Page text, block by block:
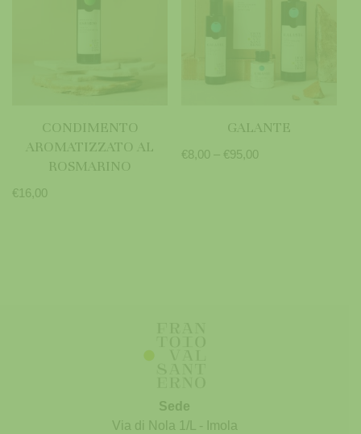
CONDIMENTO
AROMATIZZATO AL
ROSMARINO
€ 16,00
GALANTE
€8,00 – €95,00
Sede
Via di Nola 1/L - Imola